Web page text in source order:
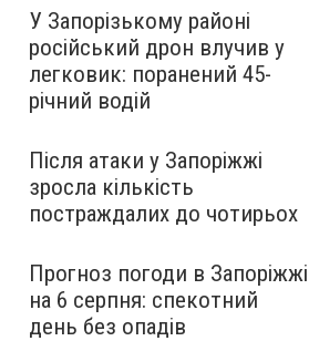
У Запорізькому районі
російський дрон влучив у
легковик: поранений 45-
річний водій
Після атаки у Запоріжжі
зросла кількість
постраждалих до чотирьох
Прогноз погоди в Запоріжжі
на 6 серпня: спекотний
день без опадів